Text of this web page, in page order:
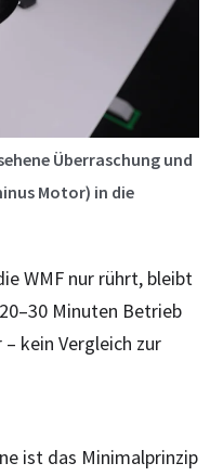
Überraschung und
Motor) in die
WMF nur rührt, bleibt
Minuten Betrieb
kein Vergleich zur
ist das Minimalprinzip